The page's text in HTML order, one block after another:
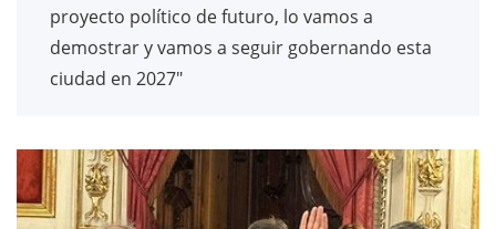
proyecto político de futuro, lo vamos a
demostrar y vamos a seguir gobernando esta
ciudad en 2027"